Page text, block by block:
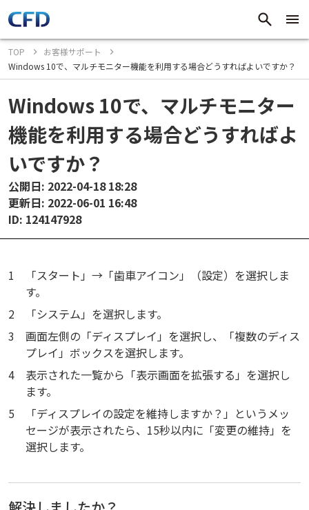
TOP
お客様サポート
Windows 10で、マルチモニター機能を利用する場合どうすればよいですか？
Windows 10で、マルチモニター
機能を利用する場合どうすればよ
いですか？
公開日: 2022-04-18 18:28
更新日: 2022-06-01 16:48
ID: 124147928
1
「スタート」→「歯車アイコン」（設定）を選択しま
す。
2
「システム」を選択します。
3
画面左側の「ディスプレイ」を選択し、「複数のディス
プレイ」ボックスを選択します。
4
表示された一覧から「表示画面を拡張する」を選択し
ます。
5
「ディスプレイの設定を維持しますか？」というメッ
セージが表示されたら、15秒以内に「変更の維持」を
選択します。